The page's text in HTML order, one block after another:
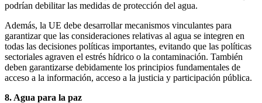
podrían debilitar las medidas de protección del agua.
Además, la UE debe desarrollar mecanismos vinculantes para
garantizar que las consideraciones relativas al agua se integren en
todas las decisiones políticas importantes, evitando que las políticas
sectoriales agraven el estrés hídrico o la contaminación. También
deben garantizarse debidamente los principios fundamentales de
acceso a la información, acceso a la justicia y participación pública.
8. Agua para la paz